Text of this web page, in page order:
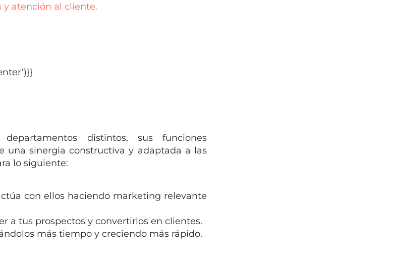
atención al cliente.
distintos, sus funciones
una sinergia constructiva y adaptada a las
lo siguiente:
con ellos haciendo marketing relevante
a tus prospectos y convertirlos en clientes.
más tiempo y creciendo más rápido.